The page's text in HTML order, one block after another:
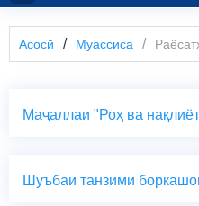
Асосӣ Муассиса
Маҷаллаи "Роҳ ва
Шуъбаи танзими